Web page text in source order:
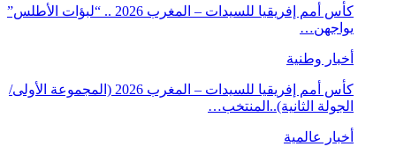
كأس أمم إفريقيا للسيدات – المغرب 2026 .. “لبؤات الأطلس”
يواجهن…
أخبار وطنية
كأس أمم إفريقيا للسيدات – المغرب 2026 (المجموعة الأولى/
الجولة الثانية)..المنتخب…
أخبار عالمية